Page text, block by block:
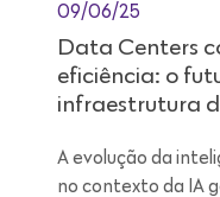
09/06/25
Data Centers
eficiência: o
infraestrutura
A evolução da
no contexto da IA